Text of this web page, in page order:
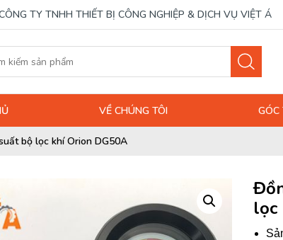
TY TNHH THIẾT BỊ CÔNG NGHIỆP & DỊCH VỤ VIỆT Á
VỀ CHÚNG TÔI
bộ lọc khí Orion DG50A
lọc